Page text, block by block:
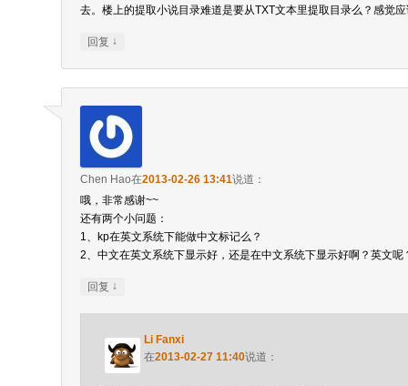
去。楼上的提取小说目录难道是要从TXT文本里提取目录么？感觉
回复 ↓
Chen Hao在2013-02-26 13:41说道：
哦，非常感谢~~
还有两个小问题：
1、kp在英文系统下能做中文标记么？
2、中文在英文系统下显示好，还是在中文系统下显示好啊？英文呢
回复 ↓
Li Fanxi
在2013-02-27 11:40说道：